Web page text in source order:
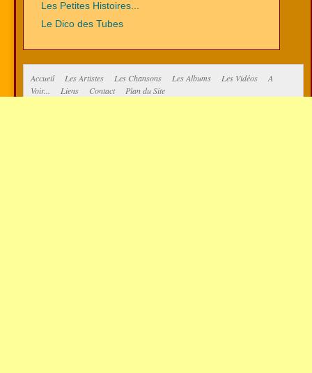
Les Petites Histoires...
Le Dico des Tubes
Accueil Les Artistes Les Chansons Les Albums Les Vidéos
A
Voir...
Liens Contact Plan du Site